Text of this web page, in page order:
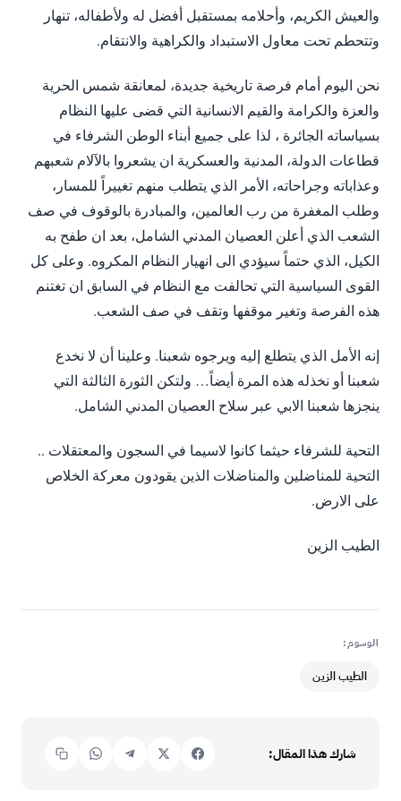
والعيش الكريم، وأحلامه بمستقبل أفضل له ولأطفاله، تنهار
وتتحطم تحت معاول الاستبداد والكراهية والانتقام.
نحن اليوم أمام فرصة تاريخية جديدة، لمعانقة شمس الحرية
والعزة والكرامة والقيم الانسانية التي قضى عليها النظام
بسياساته الجائرة ، لذا على جميع أبناء الوطن الشرفاء في
قطاعات الدولة، المدنية والعسكرية ان يشعروا بالآلام شعبهم
وعذاباته وجراحاته، الأمر الذي يتطلب منهم تغييراً للمسار،
وطلب المغفرة من رب العالمين، والمبادرة بالوقوف في صف
الشعب الذي أعلن العصيان المدني الشامل، بعد ان طفح به
الكيل، الذي حتماً سيؤدي الى انهيار النظام المكروه. وعلى كل
القوى السياسية التي تحالفت مع النظام في السابق ان تغتنم
هذه الفرصة وتغير موقفها وتقف في صف الشعب.
إنه الأمل الذي يتطلع إليه ويرجوه شعبنا. وعلينا أن لا نخدع
شعبنا أو نخذله هذه المرة أيضاً… ولتكن الثورة الثالثة التي
ينجزها شعبنا الابي عبر سلاح العصيان المدني الشامل.
التحية للشرفاء حيثما كانوا لاسيما في السجون والمعتقلات ..
التحية للمناضلين والمناضلات الذين يقودون معركة الخلاص
على الارض.
الطيب الزين
الوسوم:
الطيب الزين
شارك هذا المقال: